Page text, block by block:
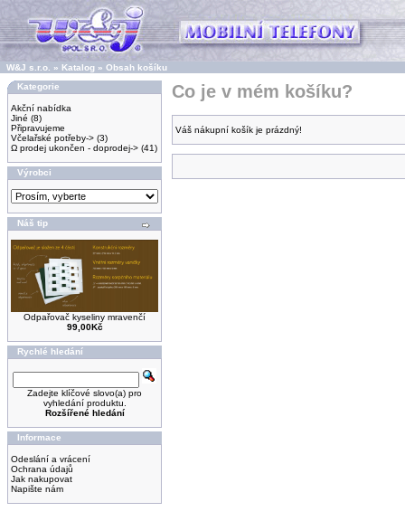
W&J s.r.o. » Katalog » Obsah košíku
Kategorie
Akční nabídka
Jiné (8)
Připravujeme
Včelařské potřeby-> (3)
Ω prodej ukončen - doprodej-> (41)
Výrobci
Náš tip
Odpařovač kyseliny mravenčí
99,00Kč
Rychlé hledání
Zadejte klíčové slovo(a) pro
vyhledání produktu.
Rozšířené hledání
Informace
Odeslání a vrácení
Ochrana údajů
Jak nakupovat
Napište nám
Co je v mém košíku?
Váš nákupní košík je prázdný!